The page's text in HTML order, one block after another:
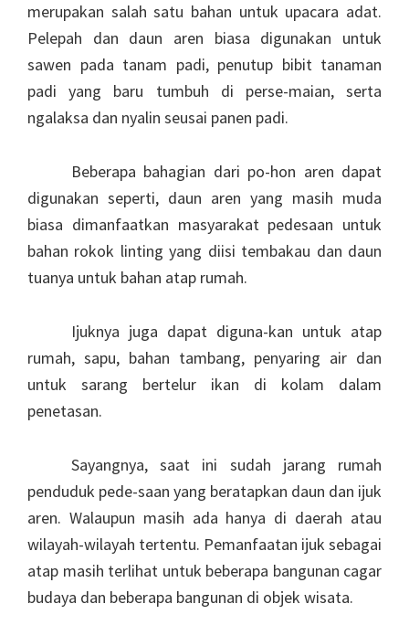
merupakan salah satu bahan untuk upacara adat.
Pelepah dan daun aren biasa digunakan untuk
sawen pada tanam padi, penutup bibit tanaman
padi yang baru tumbuh di perse-maian, serta
ngalaksa dan nyalin seusai panen padi.
Beberapa bahagian dari po-hon aren dapat
digunakan seperti, daun aren yang masih muda
biasa dimanfaatkan masyarakat pedesaan untuk
bahan rokok linting yang diisi tembakau dan daun
tuanya untuk bahan atap rumah.
Ijuknya juga dapat diguna-kan untuk atap
rumah, sapu, bahan tambang, penyaring air dan
untuk sarang bertelur ikan di kolam dalam
penetasan.
Sayangnya, saat ini sudah jarang rumah
penduduk pede-saan yang beratapkan daun dan ijuk
aren. Walaupun masih ada hanya di daerah atau
wilayah-wilayah tertentu. Pemanfaatan ijuk sebagai
atap masih terlihat untuk beberapa bangunan cagar
budaya dan beberapa bangunan di objek wisata.